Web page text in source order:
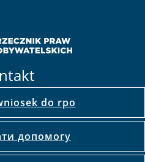
do rpo
допомогу